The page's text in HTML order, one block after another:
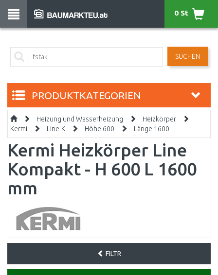
SUCHEN
0 St
PRODUKTKATEGORIEN
Heizung und Wasserheizung
Heizkörper
Kermi
Line-K Höhe 600 Länge 1600
Kermi Heizkörper Line
Kompakt - H 600 L 1600
mm
FILTR